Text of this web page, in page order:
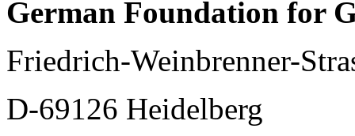
German Foundation for
Friedrich-Weinbrenner-
D-69126 Heidelberg